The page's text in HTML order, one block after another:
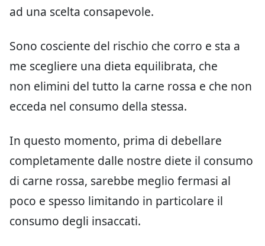
ad una scelta consapevole.
Sono cosciente del rischio che corro e sta a
me scegliere una dieta equilibrata, che
non elimini del tutto la carne rossa e che non
ecceda nel consumo della stessa.
In questo momento, prima di debellare
completamente dalle nostre diete il consumo
di carne rossa, sarebbe meglio fermasi al
poco e spesso limitando in particolare il
consumo degli insaccati.